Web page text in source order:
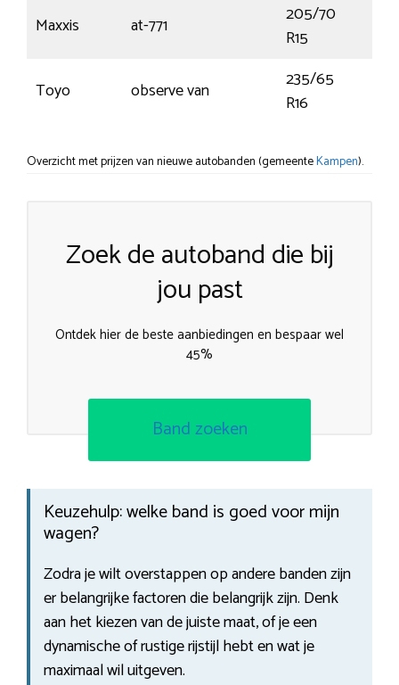
Maxxis at-771
205/70
R15
Toyo observe van
235/65
R16
Overzicht met prijzen van nieuwe autobanden (gemeenteKampen).
Zoek de autoband die bij
jou past
Ontdek hier de beste aanbiedingen en bespaar wel
45%
Band zoeken
Keuzehulp: welke band is goed voor mijn
wagen?
Zodra je wilt overstappen op andere banden zijn
er belangrijke factoren die belangrijk zijn. Denk
aan het kiezen van de juiste maat, of je een
dynamische of rustige rijstijl hebt en wat je
maximaal wil uitgeven.